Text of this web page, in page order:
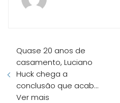
Quase 20 anos de
casamento, Luciano
Huck chega a
conclusão que acab…
Ver mais